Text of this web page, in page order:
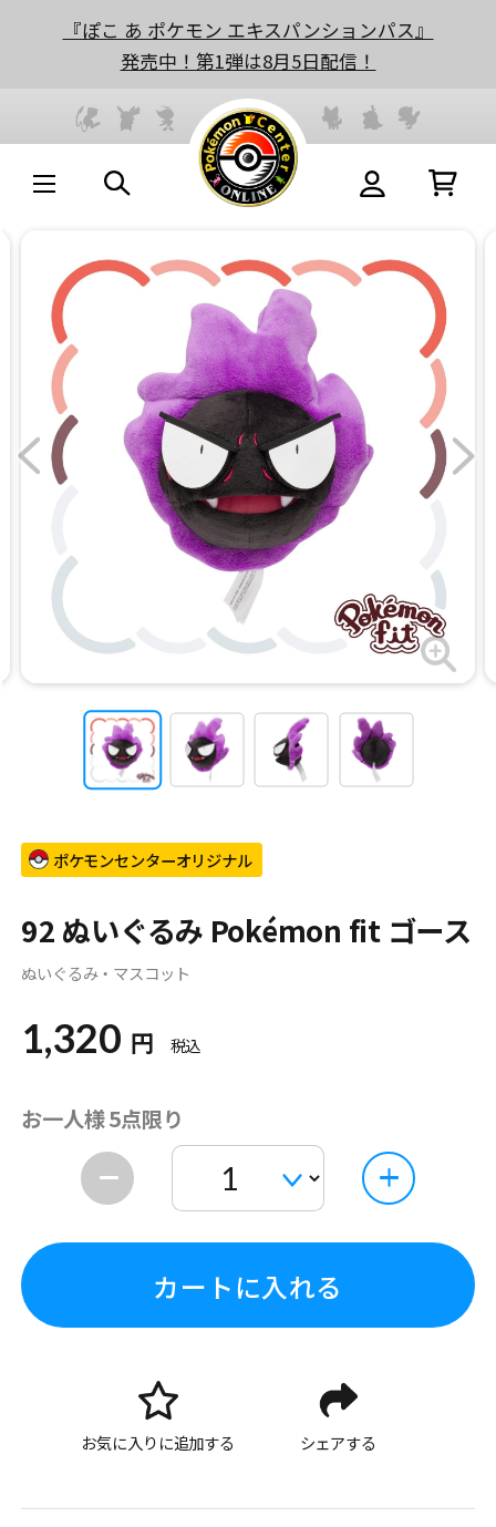
『ぽこ あ ポケモン エキスパンションパス』
発売中！第1弾は8月5日配信！
ポケモンセンターオリジナル
92 ぬいぐるみ Pokémon fit ゴース
ぬいぐるみ・マスコット
1,320 円 税込
お一人様 5点限り
カートに入れる
お気に入りに追加する シェアする